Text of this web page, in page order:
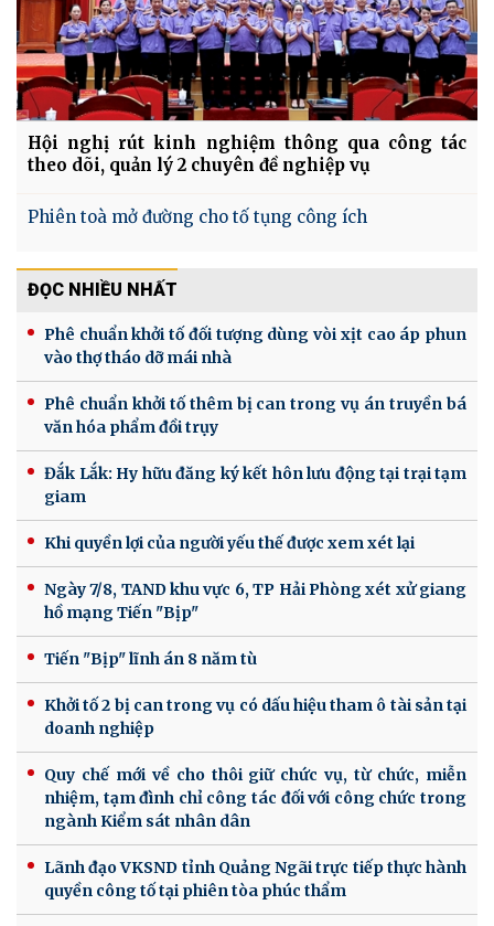
Hội nghị rút kinh nghiệm thông qua công tác
theo dõi, quản lý 2 chuyên đề nghiệp vụ
Phiên toà mở đường cho tố tụng công ích
ĐỌC NHIỀU NHẤT
Phê chuẩn khởi tố đối tượng dùng vòi xịt cao áp phun
vào thợ tháo dỡ mái nhà
Phê chuẩn khởi tố thêm bị can trong vụ án truyền bá
văn hóa phẩm đồi trụy
Đắk Lắk: Hy hữu đăng ký kết hôn lưu động tại trại tạm
giam
Khi quyền lợi của người yếu thế được xem xét lại
Ngày 7/8, TAND khu vực 6, TP Hải Phòng xét xử giang
hồ mạng Tiến "Bịp"
Tiến "Bịp" lĩnh án 8 năm tù
Khởi tố 2 bị can trong vụ có dấu hiệu tham ô tài sản tại
doanh nghiệp
Quy chế mới về cho thôi giữ chức vụ, từ chức, miễn
nhiệm, tạm đình chỉ công tác đối với công chức trong
ngành Kiểm sát nhân dân
Lãnh đạo VKSND tỉnh Quảng Ngãi trực tiếp thực hành
quyền công tố tại phiên tòa phúc thẩm